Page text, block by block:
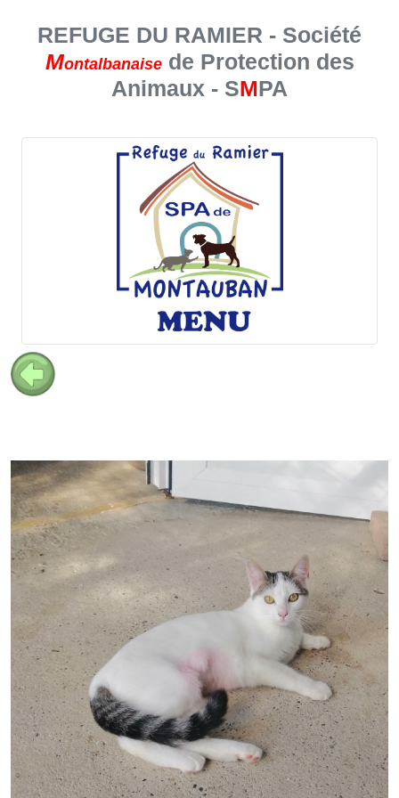
REFUGE DU RAMIER - Société
Montalbanaisede Protection des
Animaux - SMPA